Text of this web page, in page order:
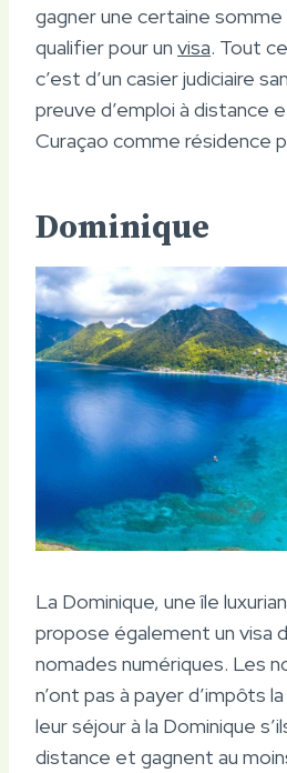
gagner une certaine somme
qualifier pour un visa. Tout
c’est d’un casier judiciaire
preuve d’emploi à distance
Curaçao comme résidence
Dominique
La Dominique, une île
propose également un visa
nomades numériques. Les
n’ont pas à payer d’impôts
leur séjour à la Dominique
distance et gagnent au